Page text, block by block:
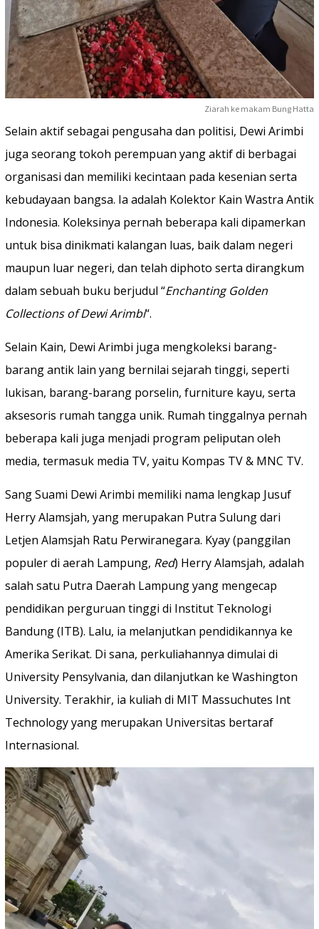
Ziarah ke makam Bung Hatta
Selain aktif sebagai pengusaha dan politisi, Dewi Arimbi
juga seorang tokoh perempuan yang aktif di berbagai
organisasi dan memiliki kecintaan pada kesenian serta
kebudayaan bangsa. Ia adalah Kolektor Kain Wastra Antik
Indonesia. Koleksinya pernah beberapa kali dipamerkan
untuk bisa dinikmati kalangan luas, baik dalam negeri
maupun luar negeri, dan telah diphoto serta dirangkum
dalam sebuah buku berjudul “Enchanting Golden
Collections of Dewi Arimbi“.
Selain Kain, Dewi Arimbi juga mengkoleksi barang-
barang antik lain yang bernilai sejarah tinggi, seperti
lukisan, barang-barang porselin, furniture kayu, serta
aksesoris rumah tangga unik. Rumah tinggalnya pernah
beberapa kali juga menjadi program peliputan oleh
media, termasuk media TV, yaitu Kompas TV & MNC TV.
Sang Suami Dewi Arimbi memiliki nama lengkap Jusuf
Herry Alamsjah, yang merupakan Putra Sulung dari
Letjen Alamsjah Ratu Perwiranegara. Kyay (panggilan
populer di aerah Lampung, Red) Herry Alamsjah, adalah
salah satu Putra Daerah Lampung yang mengecap
pendidikan perguruan tinggi di Institut Teknologi
Bandung (ITB). Lalu, ia melanjutkan pendidikannya ke
Amerika Serikat. Di sana, perkuliahannya dimulai di
University Pensylvania, dan dilanjutkan ke Washington
University. Terakhir, ia kuliah di MIT Massuchutes Int
Technology yang merupakan Universitas bertaraf
Internasional.